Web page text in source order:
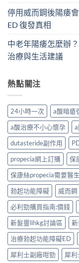
停用威而鋼後陽痿
ED 復發真相
中老年陽痿怎麼辦
治療與生活建議
熱點關注
24小時一次 a酸暗瘡
a酸治療不小心懷孕
dutasteride副作用
propecia網上訂購
保
保康絲propecia需要醫
勃起功能障礙
威而鋼
必利勁購買指南:價錢
新髮靈lihkg討論區
治療勃起功能障礙ED
犀利士副廠咁勁
犀